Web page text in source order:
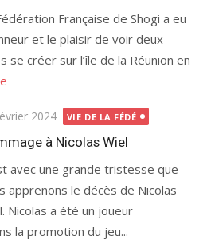
Française de Shogi a eu
et le plaisir de voir deux
se créer sur l’île de la Réunion en
2024 VIE DE LA FÉDÉ
à Nicolas Wiel
avec une grande tristesse que
apprenons le décès de Nicolas
Nicolas a été un joueur
la promotion du jeu...